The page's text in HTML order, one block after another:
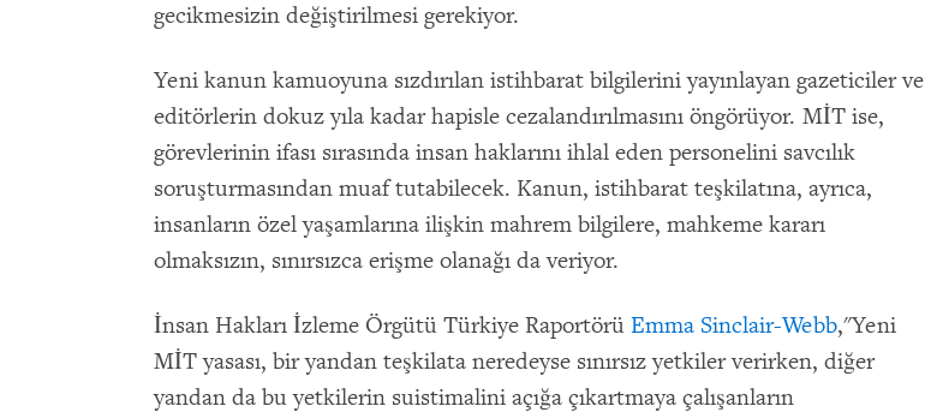
gecikmesizin değiştirilmesi gerekiyor.
Yeni kanun kamuoyuna sızdırılan istihbarat bilgilerini yayınlayan gazeticiler ve
editörlerin dokuz yıla kadar hapisle cezalandırılmasını öngörüyor. MİT ise,
görevlerinin ifası sırasında insan haklarını ihlal eden personelini savcılık
soruşturmasından muaf tutabilecek. Kanun, istihbarat teşkilatına, ayrıca,
insanların özel yaşamlarına ilişkin mahrem bilgilere, mahkeme kararı
olmaksızın, sınırsızca erişme olanağı da veriyor.
İnsan Hakları İzleme Örgütü Türkiye Raportörü Emma Sinclair-Webb,"Yeni
MİT yasası, bir yandan teşkilata neredeyse sınırsız yetkiler verirken, diğer
yandan da bu yetkilerin suistimalini açığa çıkartmaya çalışanların